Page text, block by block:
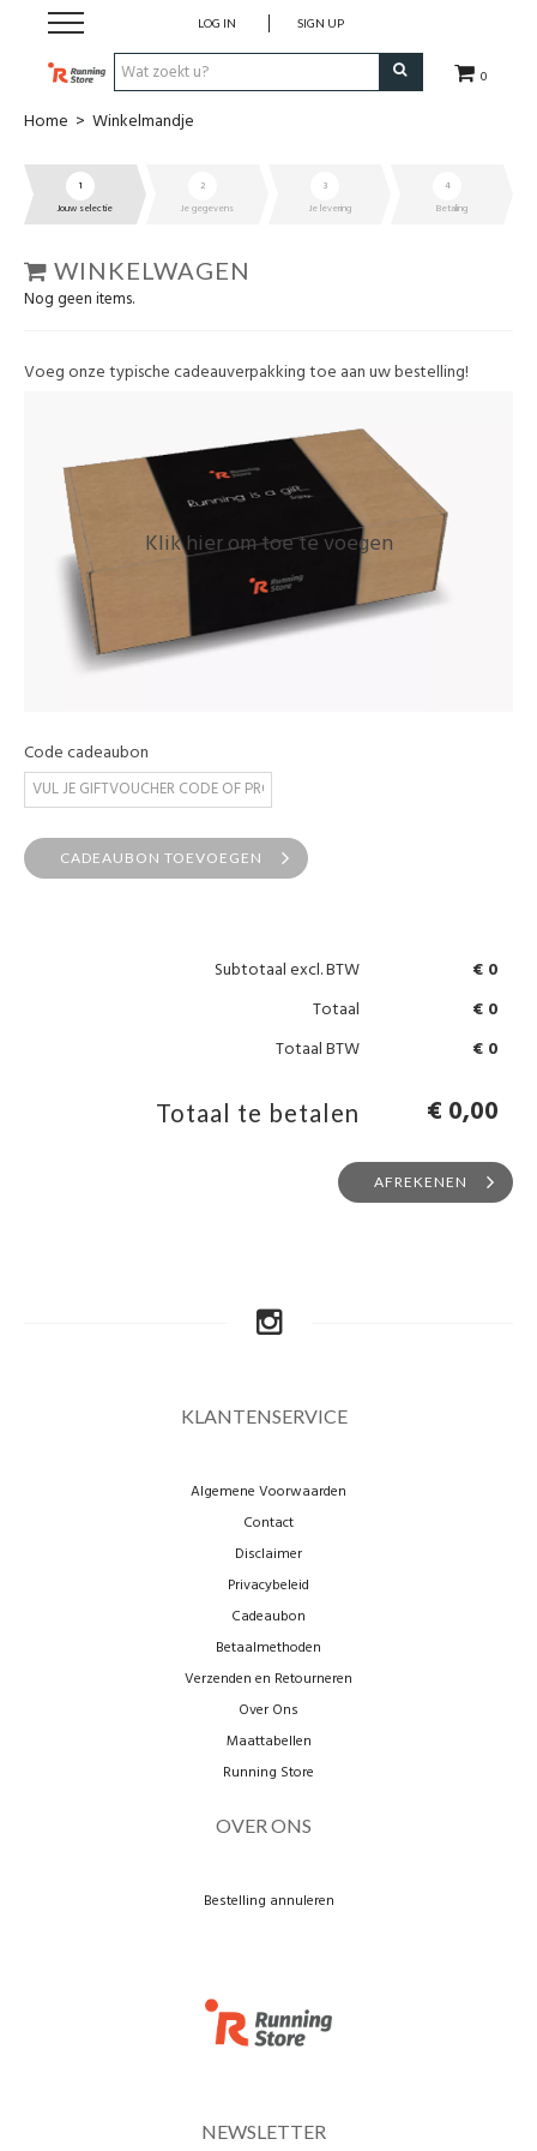
0
LOG IN SIGN UP
SALE
Schoenen
Club Kledij
Cadeaubonnen
Home > Winkelmandje
1
Jouw selectie
2
Je gegevens
3
Je levering
4
Betaling
WINKELWAGEN
Nog geen items.
Voeg onze typische cadeauverpakking toe aan uw bestelling!
Klik hier om toe te voegen
Code cadeaubon
CADEAUBON TOEVOEGEN
Subtotaalexcl. BTW
€ 0
Totaal
€ 0
Totaal BTW
€ 0
Totaal te betalen € 0,00
AFREKENEN
KLANTENSERVICE
Algemene Voorwaarden
Contact
Disclaimer
Privacybeleid
Cadeaubon
Betaalmethoden
Verzenden en Retourneren
Over Ons
Maattabellen
Running Store
OVER ONS
Bestelling annuleren
NEWSLETTER